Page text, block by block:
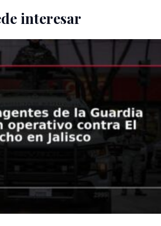
interesar